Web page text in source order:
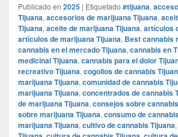
Publicado en 2025 | Etiquetado #tijuana,
Tijuana, accesorios de marijuana Tijuana,
Tijuana, aceite de marijuana Tijuana, artículos
artículos de marijuana Tijuana, Best cannabis
cannabis en el mercado Tijuana, cannabis en
medicinal Tijuana, cannabis para el dolor
recreativo Tijuana, cogollos de cannabis
marijuana Tijuana, comunidad de cannabis
marijuana Tijuana, concentrados de cannabis
de marijuana Tijuana, consejos sobre
sobre marijuana Tijuana, consumo de
marijuana Tijuana, cultivo de cannabis Tijuana,